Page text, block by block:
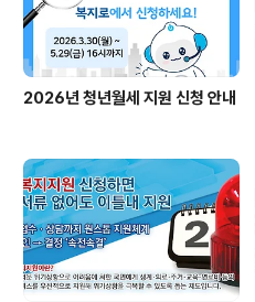
2026년 청년월세 지원 신청 안내